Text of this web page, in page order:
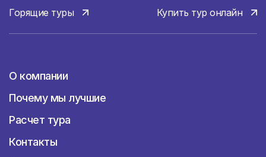
Горящие туры Купить тур онлайн
О компании
Почему мы лучшие
Расчет тура
Контакты